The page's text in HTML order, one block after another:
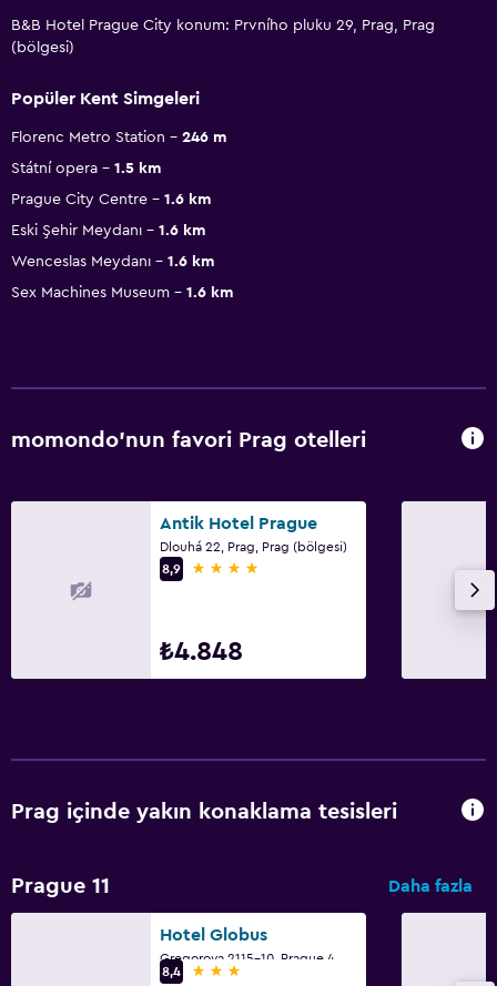
B&B Hotel Prague City konum: Prvního pluku 29, Prag, Prag
(bölgesi)
Popüler Kent Simgeleri
Florenc Metro Station
246 m
Státní opera
1.5 km
Prague City Centre
1.6 km
Eski Şehir Meydanı
1.6 km
Wenceslas Meydanı
1.6 km
Sex Machines Museum
1.6 km
momondo'nun favori Prag otelleri
Antik Hotel Prague
Dlouhá 22, Prag, Prag (bölgesi)
8,9
4 yıldız
₺4.848
Prag içinde yakın konaklama tesisleri
Prague 11 Daha fazla
Hotel Globus
8,4
3 yıldız